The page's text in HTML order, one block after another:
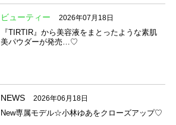
ビューティー 2026年07月18日
『TIRTIR』から美容液をまとったような素肌
美パウダーが発売…♡
NEWS 2026年06月18日
New専属モデル☆小林ゆあをクローズアップ♡